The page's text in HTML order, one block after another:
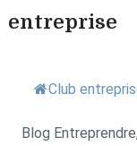
entreprise
Club
Blog